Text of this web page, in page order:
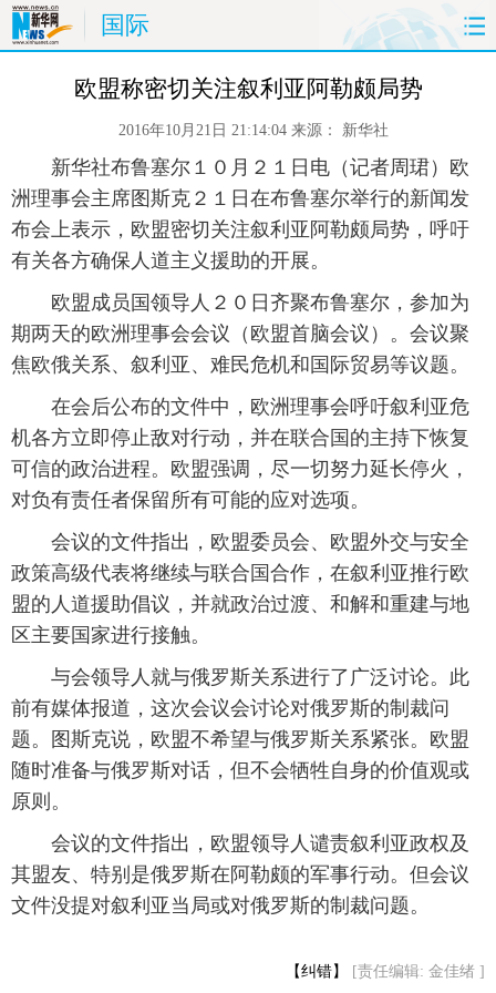
国际
首页 时政 国际 财经
体育 人事
时尚 思客 地方 法治
港澳 台湾 华人
科技 能源 房产 公司
图片 视频 彩票 食品
旅游 健康 信息化 数据
金融 公益 军事 无人机
富媒体 摄影 新华广播
新华电视中文 新华电视英文 返回PC
欧盟称密切关注叙利亚阿勒颇局势
2016年10月21日 21:14:04 来源： 新华社
新华社布鲁塞尔１０月２１日电（记者周珺）欧
洲理事会主席图斯克２１日在布鲁塞尔举行的新闻发
布会上表示，欧盟密切关注叙利亚阿勒颇局势，呼吁
有关各方确保人道主义援助的开展。
欧盟成员国领导人２０日齐聚布鲁塞尔，参加为
期两天的欧洲理事会会议（欧盟首脑会议）。会议聚
焦欧俄关系、叙利亚、难民危机和国际贸易等议题。
在会后公布的文件中，欧洲理事会呼吁叙利亚危
机各方立即停止敌对行动，并在联合国的主持下恢复
可信的政治进程。欧盟强调，尽一切努力延长停火，
对负有责任者保留所有可能的应对选项。
会议的文件指出，欧盟委员会、欧盟外交与安全
政策高级代表将继续与联合国合作，在叙利亚推行欧
盟的人道援助倡议，并就政治过渡、和解和重建与地
区主要国家进行接触。
与会领导人就与俄罗斯关系进行了广泛讨论。此
前有媒体报道，这次会议会讨论对俄罗斯的制裁问
题。图斯克说，欧盟不希望与俄罗斯关系紧张。欧盟
随时准备与俄罗斯对话，但不会牺牲自身的价值观或
原则。
会议的文件指出，欧盟领导人谴责叙利亚政权及
其盟友、特别是俄罗斯在阿勒颇的军事行动。但会议
文件没提对叙利亚当局或对俄罗斯的制裁问题。
【纠错】 [责任编辑: 金佳绪 ]